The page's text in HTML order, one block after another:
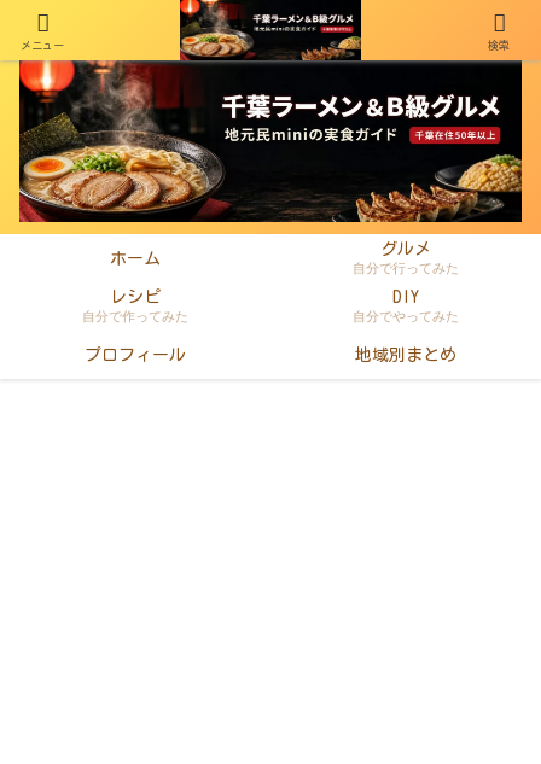
千葉在住50年以上のminiがラーメン・町中華・B級グルメを本音レビュー
ホーム
グルメ
自分で行ってみた
レシピ
自分で作ってみた
DIY
自分でやってみた
プロフィール 地域別まとめ
メニュー 検索